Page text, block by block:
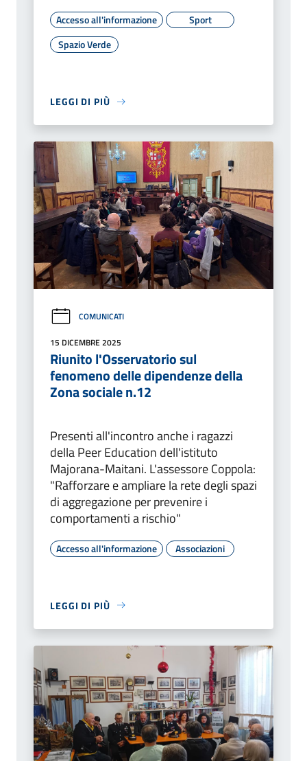
Accesso all'informazione
Sport
Spazio Verde
LEGGI DI PIÙ
COMUNICATI
15 DICEMBRE 2025
Riunito l'Osservatorio sul
fenomeno delle dipendenze della
Zona sociale n.12
Presenti all'incontro anche i ragazzi
della Peer Education dell'istituto
Majorana-Maitani. L'assessore Coppola:
"Rafforzare e ampliare la rete degli spazi
di aggregazione per prevenire i
comportamenti a rischio"
Accesso all'informazione Associazioni
LEGGI DI PIÙ